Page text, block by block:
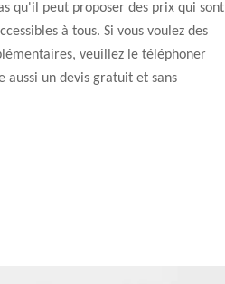
qu'il peut proposer des prix qui sont
à tous. Si vous voulez des
veuillez le téléphoner
aussi un devis gratuit et sans